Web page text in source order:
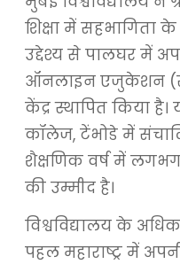
शिक्षा में सहभागिता
उद्देश्य से पालघर में
ऑनलाइन एजुकेशन
केंद्र स्थापित किया
कॉलेज, टेंभोडे में
शैक्षणिक वर्ष में
की उम्मीद है।
विश्वविद्यालय के
पहल महाराष्ट्र में